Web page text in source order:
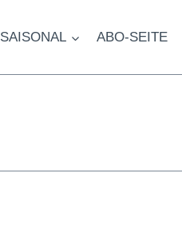
SAISONAL ABO-SEITE